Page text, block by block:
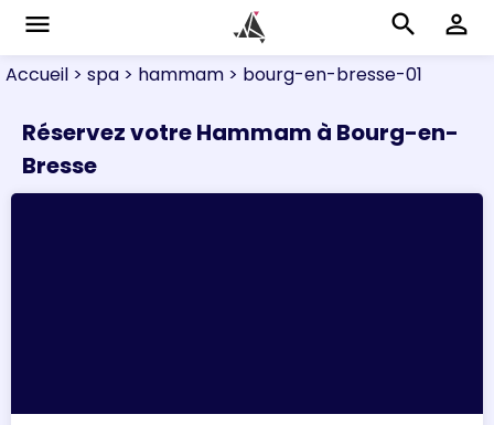
menu search perm_identity
Accueil > spa > hammam > bourg-en-bresse-01
Réservez votre Hammam à Bourg-en-
Bresse